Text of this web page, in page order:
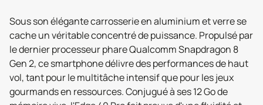
Sous son élégante carrosserie en aluminium et verre se
cache un véritable concentré de puissance. Propulsé par
le dernier processeur phare Qualcomm Snapdragon 8
Gen 2, ce smartphone délivre des performances de haut
vol, tant pour le multitâche intensif que pour les jeux
gourmands en ressources. Conjugué à ses 12 Go de